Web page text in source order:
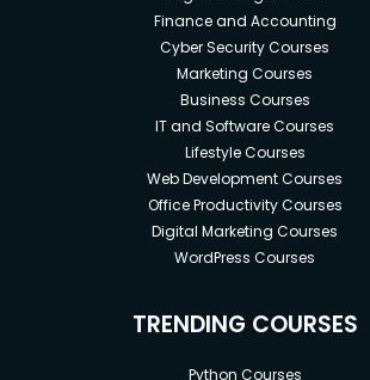
Finance and Accounting
Cyber Security Courses
Marketing Courses
Business Courses
IT and Software Courses
Lifestyle Courses
Web Development Courses
Office Productivity Courses
Digital Marketing Courses
WordPress Courses
TRENDING COURSES
Python Courses